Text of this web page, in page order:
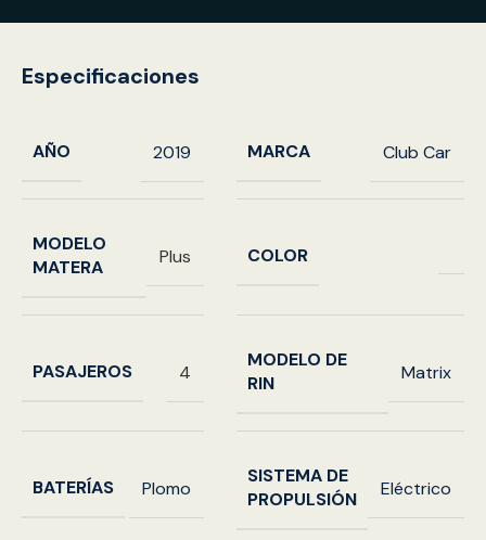
Especificaciones
AÑO 2019 MARCA Club Car
MODELO
MATERA
Plus COLOR
PASAJEROS 4
MODELO DE
RIN
Matrix
BATERÍAS Plomo
SISTEMA DE
PROPULSIÓN
Eléctrico